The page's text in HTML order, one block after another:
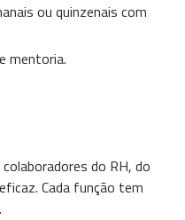
ou quinzenais com
mentoria.
do RH, do
Cada função tem